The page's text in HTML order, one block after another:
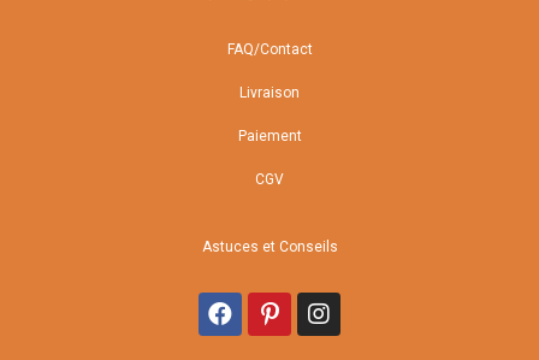
FAQ/Contact
Livraison
Paiement
CGV
Astuces et Conseils